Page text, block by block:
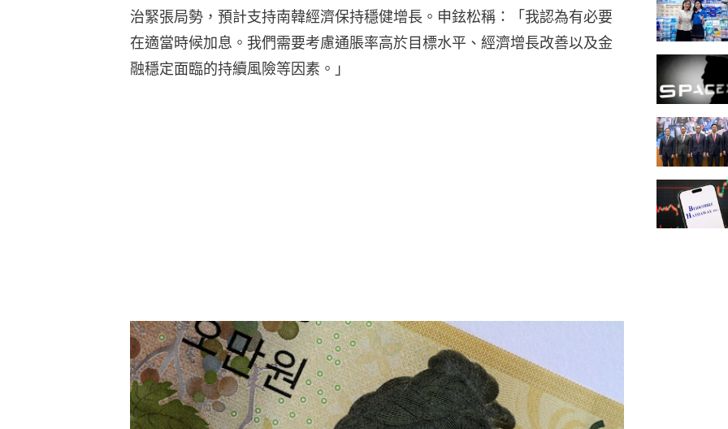
治緊張局勢，預計支持南韓經濟保持穩健增長。申鉉松稱：「我認為有必要
在適當時候加息。我們需要考慮通脹率高於目標水平、經濟增長改善以及金
融穩定面臨的持續風險等因素。」